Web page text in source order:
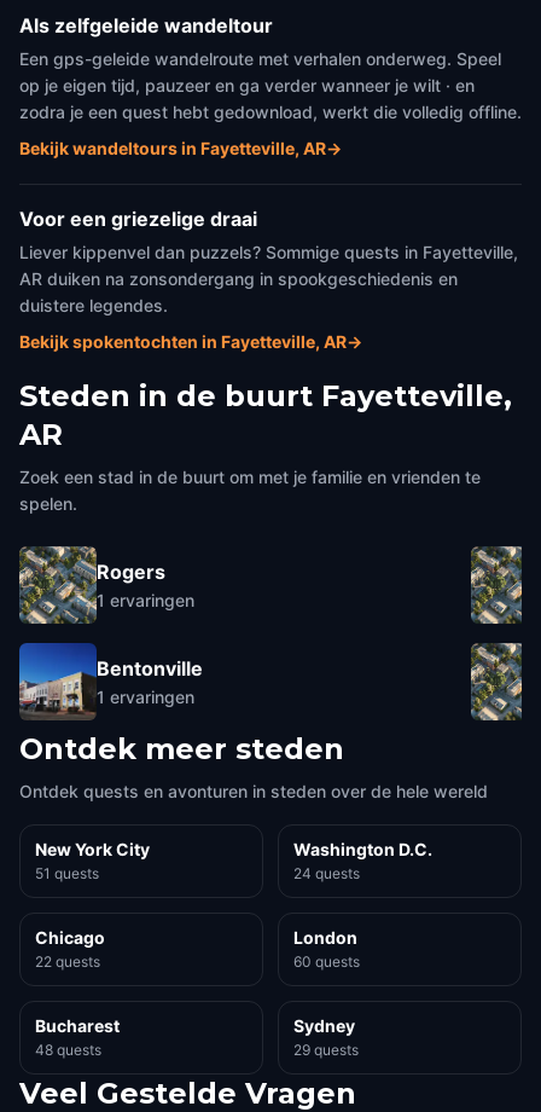
Als zelfgeleide wandeltour
Een gps-geleide wandelroute met verhalen onderweg. Speel
op je eigen tijd, pauzeer en ga verder wanneer je wilt · en
zodra je een quest hebt gedownload, werkt die volledig offline.
Bekijk wandeltours in Fayetteville, AR→
Voor een griezelige draai
Liever kippenvel dan puzzels? Sommige quests in Fayetteville,
AR duiken na zonsondergang in spookgeschiedenis en
duistere legendes.
Bekijk spokentochten in Fayetteville, AR→
Steden in de buurt Fayetteville,
AR
Zoek een stad in de buurt om met je familie en vrienden te
spelen.
Rogers
1 ervaringen
Bentonville
1 ervaringen
Ontdek meer steden
Ontdek quests en avonturen in steden over de hele wereld
New York City
51 quests
Washington D.C.
24 quests
Chicago
22 quests
London
60 quests
Bucharest
48 quests
Sydney
29 quests
Veel Gestelde Vragen